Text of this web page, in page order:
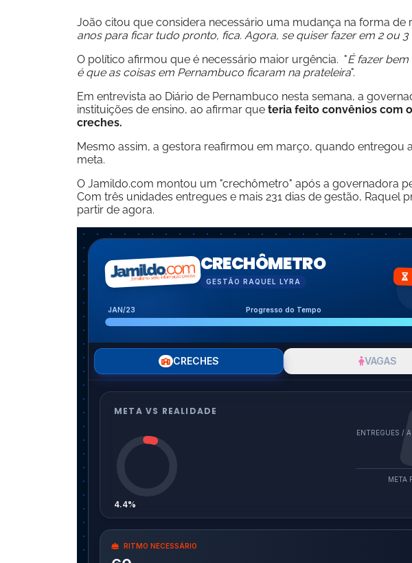
João citou que considera necessário uma mudança na forma de
anos para ficar tudo pronto, fica. Agora, se quiser fazer em 2 ou
O político afirmou que é necessário maior urgência. "É fazer
é que as coisas em Pernambuco ficaram na prateleira".
Em entrevista ao Diário de Pernambuco nesta semana, a
instituições de ensino, ao afirmar que teria feito convênios com
creches.
Mesmo assim, a gestora reafirmou em março, quando entregou
meta.
O Jamildo.com montou um "crechômetro" após a governadora
Com três unidades entregues e mais 231 dias de gestão, Raquel
partir de agora.